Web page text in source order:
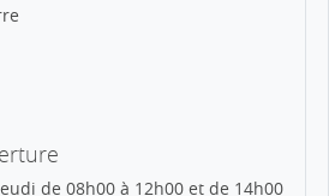
de 08h00 à 12h00 et de 14h00